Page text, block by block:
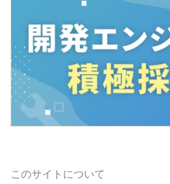
このサイトについて